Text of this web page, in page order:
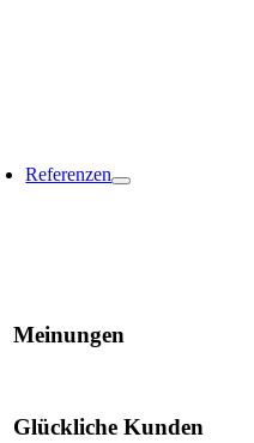
Referenzen
Meinungen
Glückliche Kunden